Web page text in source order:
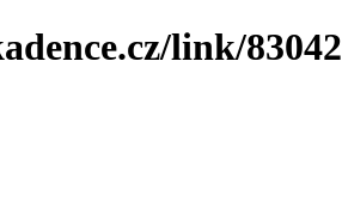
link/83042